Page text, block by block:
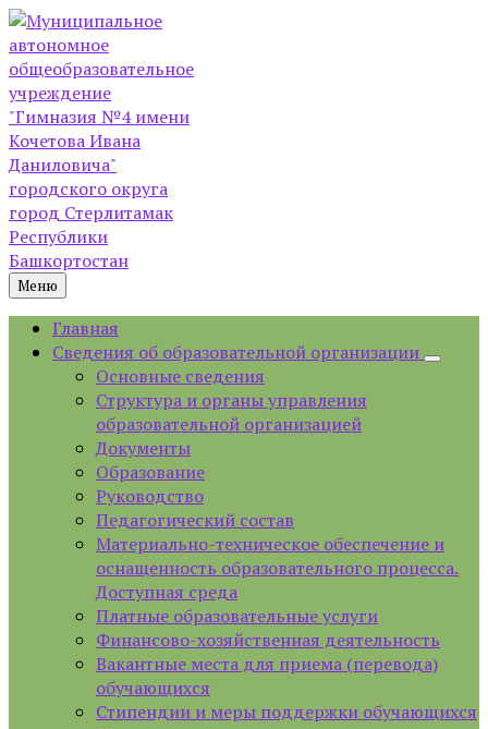
Skip
to
content
Skip
to
left
sidebar
Skip
to
footer
Меню
Главная
Сведения об образовательной организации
Основные сведения
Структура и органы управления
образовательной организацией
Документы
Образование
Руководство
Педагогический состав
Материально-техническое обеспечение и
оснащенность образовательного процесса.
Доступная среда
Платные образовательные услуги
Финансово-хозяйственная деятельность
Вакантные места для приема (перевода)
обучающихся
Стипендии и меры поддержки обучающихся